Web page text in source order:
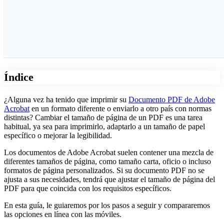
Índice
¿Alguna vez ha tenido que imprimir su Documento PDF de Adobe
Acrobat en un formato diferente o enviarlo a otro país con normas
distintas? Cambiar el tamaño de página de un PDF es una tarea
habitual, ya sea para imprimirlo, adaptarlo a un tamaño de papel
específico o mejorar la legibilidad.
Los documentos de Adobe Acrobat suelen contener una mezcla de
diferentes tamaños de página, como tamaño carta, oficio o incluso
formatos de página personalizados. Si su documento PDF no se
ajusta a sus necesidades, tendrá que ajustar el tamaño de página del
PDF para que coincida con los requisitos específicos.
En esta guía, le guiaremos por los pasos a seguir y compararemos
las opciones en línea con las móviles.